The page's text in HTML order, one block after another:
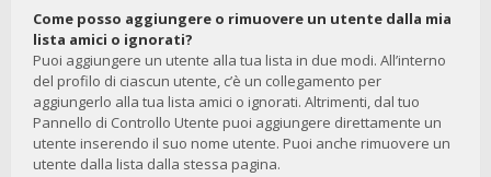
Come posso aggiungere o rimuovere un utente dalla mia
lista amici o ignorati?
Puoi aggiungere un utente alla tua lista in due modi. All’interno
del profilo di ciascun utente, c’è un collegamento per
aggiungerlo alla tua lista amici o ignorati. Altrimenti, dal tuo
Pannello di Controllo Utente puoi aggiungere direttamente un
utente inserendo il suo nome utente. Puoi anche rimuovere un
utente dalla lista dalla stessa pagina.